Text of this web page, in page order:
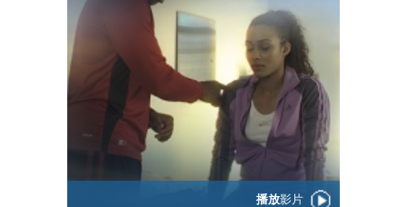
播放影片